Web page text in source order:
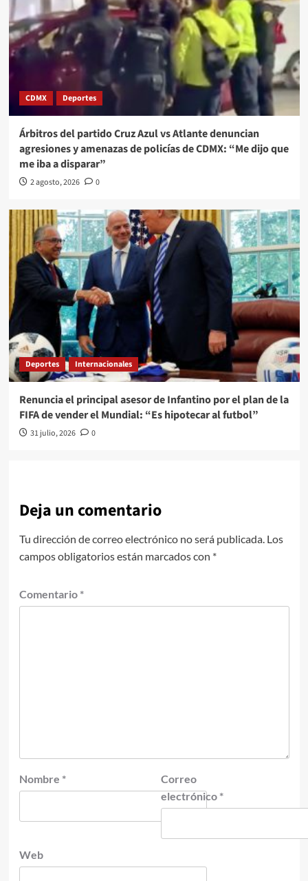
CDMX Deportes
Árbitros del partido Cruz Azul vs Atlante denuncian
agresiones y amenazas de policías de CDMX: “Me dijo que
me iba a disparar”
2 agosto, 2026 0
Deportes Internacionales
Renuncia el principal asesor de Infantino por el plan de la
FIFA de vender el Mundial: “Es hipotecar al futbol”
31 julio, 2026 0
Deja un comentario
Tu dirección de correo electrónico no será publicada. Los
campos obligatorios están marcados con *
Comentario *
Nombre *
Correo
electrónico *
Web